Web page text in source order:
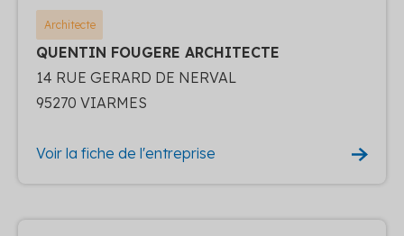
Architecte
QUENTIN FOUGERE ARCHITECTE
14 RUE GERARD DE NERVAL
95270 VIARMES
Voir la fiche de l'entreprise